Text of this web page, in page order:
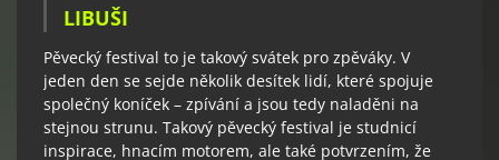
LIBUŠI
Pěvecký festival to je takový svátek pro zpěváky. V
jeden den se sejde několik desítek lidí, které spojuje
společný koníček – zpívání a jsou tedy naladěni na
stejnou strunu. Takový pěvecký festival je studnicí
inspirace, hnacím motorem, ale také potvrzením, že